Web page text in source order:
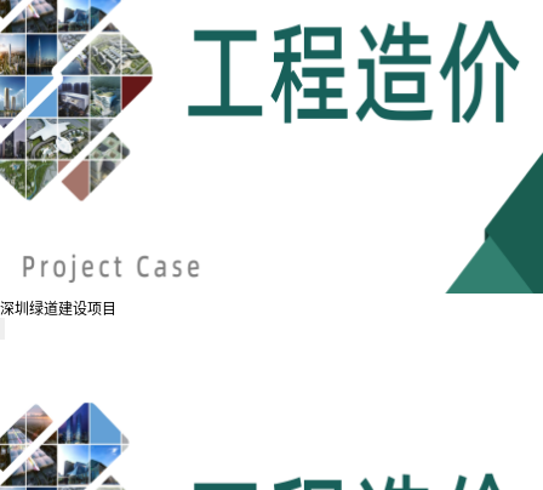
深圳绿道建设项目